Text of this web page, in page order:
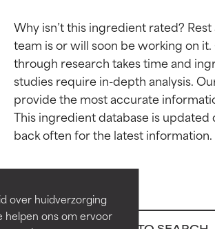
over huidverzorging
helpen ons om ervoor
Why isn’t this ingredient rated?
team is or will soon be working on it.
through research takes time and
studies require in-depth analysis.
provide the most accurate
This ingredient database is updated
Beoordelingen van
ingrediënten
Bewezen en ondersteund
onafhankelijk onderzoek.
Beoordelingen van
ingrediënten
Bewezen en ondersteund
onafhankelijk onderzoek.